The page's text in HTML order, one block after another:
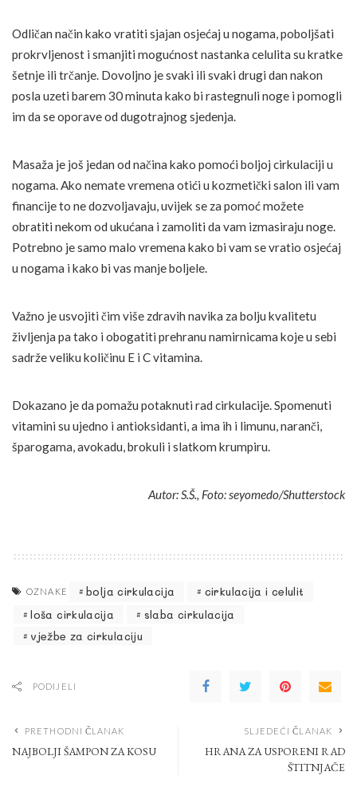
Odličan način kako vratiti sjajan osjećaj u nogama, poboljšati
prokrvljenost i smanjiti mogućnost nastanka celulita su kratke
šetnje ili trčanje. Dovoljno je svaki ili svaki drugi dan nakon
posla uzeti barem 30 minuta kako bi rastegnuli noge i pomogli
im da se oporave od dugotrajnog sjedenja.
Masaža je još jedan od načina kako pomoći boljoj cirkulaciji u
nogama. Ako nemate vremena otići u kozmetički salon ili vam
financije to ne dozvoljavaju, uvijek se za pomoć možete
obratiti nekom od ukućana i zamoliti da vam izmasiraju noge.
Potrebno je samo malo vremena kako bi vam se vratio osjećaj
u nogama i kako bi vas manje boljele.
Važno je usvojiti čim više zdravih navika za bolju kvalitetu
življenja pa tako i obogatiti prehranu namirnicama koje u sebi
sadrže veliku količinu E i C vitamina.
Dokazano je da pomažu potaknuti rad cirkulacije. Spomenuti
vitamini su ujedno i antioksidanti, a ima ih i limunu, naranči,
šparogama, avokadu, brokuli i slatkom krumpiru.
Autor: S.Š., Foto: seyomedo/Shutterstock
OZNAKE bolja cirkulacija
cirkulacija i celulit
loša cirkulacija
slaba cirkulacija
vježbe za cirkulaciju
PODIJELI
PRETHODNI ČLANAK
NAJBOLJI ŠAMPON ZA KOSU
SLJEDEĆI ČLANAK
HRANA ZA USPORENI RAD
ŠTITNJAČE